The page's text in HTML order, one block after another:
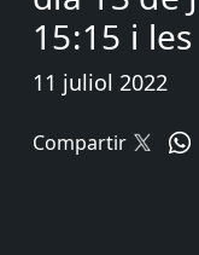
15:15 i
11 juliol 2022
Compartir